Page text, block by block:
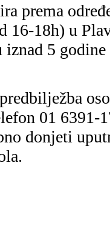
prema
16-18h) u
iznad 5
01 6391-
donjeti